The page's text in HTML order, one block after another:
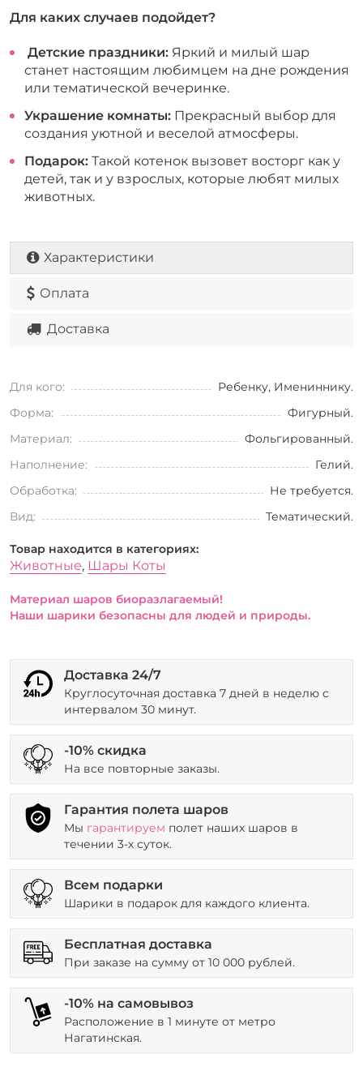
Для каких случаев подойдет?
Детские праздники: Яркий и милый шар
станет настоящим любимцем на дне рождения
или тематической вечеринке.
Украшение комнаты: Прекрасный выбор для
создания уютной и веселой атмосферы.
Подарок: Такой котенок вызовет восторг как у
детей, так и у взрослых, которые любят милых
животных.
Характеристики
Оплата
Доставка
Для кого:
Ребенку, Имениннику.
Форма:
Фигурный.
Материал:
Фольгированный.
Наполнение:
Гелий.
Обработка:
Не требуется.
Вид:
Тематический.
Товар находится в категориях:
Животные, Шары Коты
Материал шаров биоразлагаемый!
Наши шарики безопасны для людей и природы.
Доставка 24/7
Круглосуточная доставка 7 дней в неделю с
интервалом 30 минут.
-10% скидка
На все повторные заказы.
Гарантия полета шаров
Мы гарантируем полет наших шаров в
течении 3-х суток.
Всем подарки
Шарики в подарок для каждого клиента.
Бесплатная доставка
При заказе на сумму от 10 000 рублей.
-10% на самовывоз
Расположение в 1 минуте от метро
Нагатинская.